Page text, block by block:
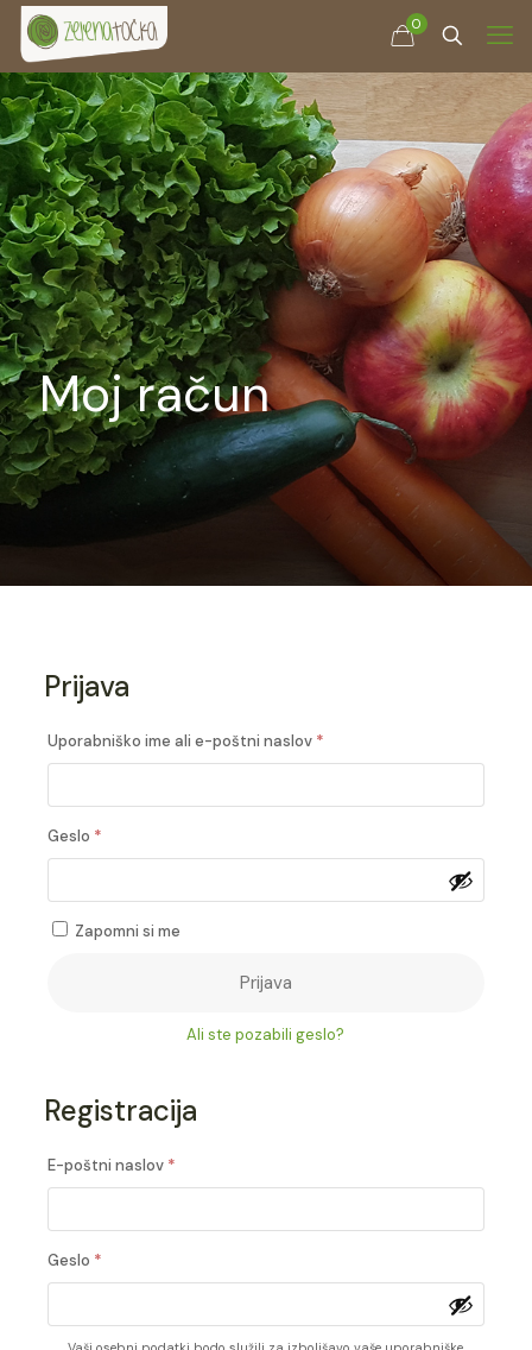
0
Moj račun
Prijava
Uporabniško ime ali e-poštni naslov *Zahtevano
Geslo *Zahtevano
Zapomni si me
Prijava
Ali ste pozabili geslo?
Registracija
E-poštni naslov *Zahtevano
Geslo *Zahtevano